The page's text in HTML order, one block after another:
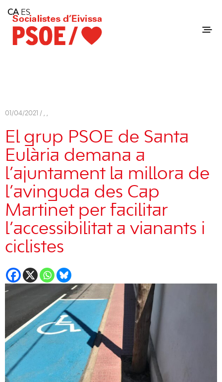
Consell Insular d'Eivissa
Services
Contact
01/04/2021 / , ,
El grup PSOE de Santa
Eulària demana a
l’ajuntament la millora de
l’avinguda des Cap
Martinet per facilitar
l’accessibilitat a vianants i
ciclistes
CA ES